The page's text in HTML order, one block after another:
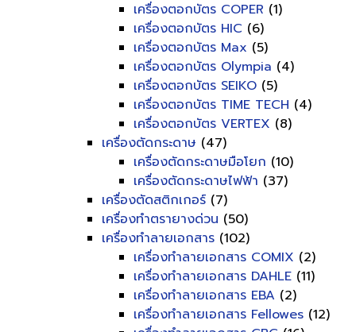
เครื่องตอกบัตร COPER (1)
เครื่องตอกบัตร HIC (6)
เครื่องตอกบัตร Max (5)
เครื่องตอกบัตร Olympia (4)
เครื่องตอกบัตร SEIKO (5)
เครื่องตอกบัตร TIME TECH (4)
เครื่องตอกบัตร VERTEX (8)
เครื่องตัดกระดาษ (47)
เครื่องตัดกระดาษมือโยก (10)
เครื่องตัดกระดาษไฟฟ้า (37)
เครื่องตัดสติกเกอร์ (7)
เครื่องทำตรายางด่วน (50)
เครื่องทำลายเอกสาร (102)
เครื่องทำลายเอกสาร COMIX (2)
เครื่องทำลายเอกสาร DAHLE (11)
เครื่องทำลายเอกสาร EBA (2)
เครื่องทำลายเอกสาร Fellowes (12)